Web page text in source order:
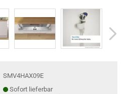
SMV4HAX09E
Sofort lieferbar